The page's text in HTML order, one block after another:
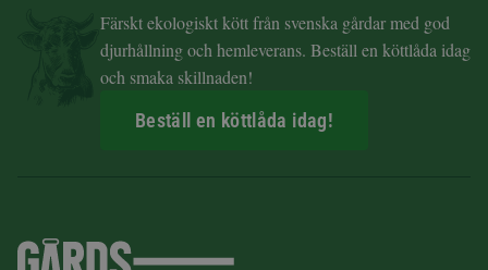
Färskt ekologiskt kött från svenska gårdar med god
djurhållning och hemleverans. Beställ en köttlåda idag
och smaka skillnaden!
Beställ en köttlåda idag!